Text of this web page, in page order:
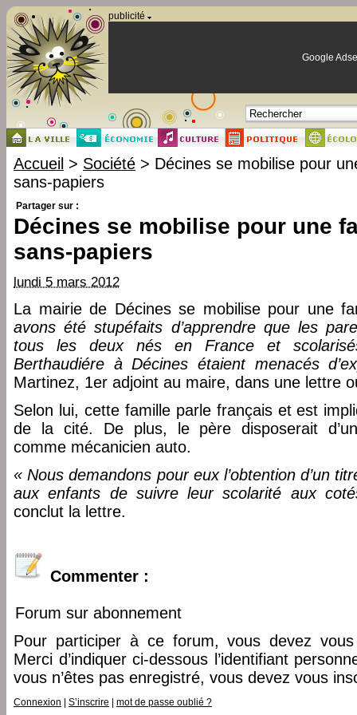
publicité
Google
Accueil > Société > Décines se mobilise pour
sans-papiers
Partager sur :
Décines se mobilise pour une
sans-papiers
lundi 5 mars 2012
La mairie de Décines se mobilise pour une
avons été stupéfaits d’apprendre que les
tous les deux nés en France et
Berthaudiére à Décines étaient menacés
Martinez, 1er adjoint au maire, dans une lettre
Selon lui, cette famille parle français et est
de la cité. De plus, le père disposerait
comme mécanicien auto.
« Nous demandons pour eux l’obtention d’un
aux enfants de suivre leur scolarité aux
conclut la lettre.
Commenter :
Forum sur abonnement
Pour participer à ce forum, vous devez
Merci d’indiquer ci-dessous l’identifiant
vous n’êtes pas enregistré, vous devez vous
Connexion S’inscrire mot de passe oublié ?
Panneau de gestion des cookies